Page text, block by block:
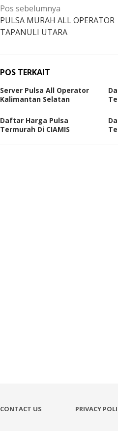
Navigasi
pos
Pos sebelumnya
PULSA MURAH ALL OPERATOR
TAPANULI UTARA
POS TERKAIT
Server Pulsa All Operator
Kalimantan Selatan
Daftar Harga Pulsa
Termurah Di CIAMIS
CONTACT US PRIVACY